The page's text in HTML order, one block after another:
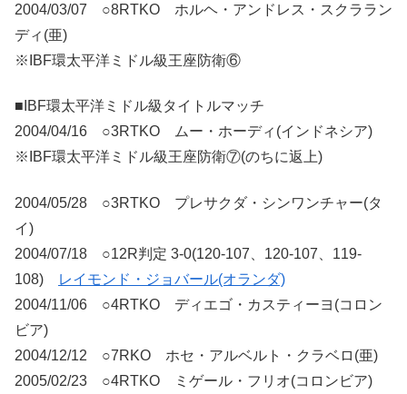
2004/03/07 ○8RTKO ホルヘ・アンドレス・スクララン
ディ(亜)
※IBF環太平洋ミドル級王座防衛⑥
■IBF環太平洋ミドル級タイトルマッチ
2004/04/16 ○3RTKO ムー・ホーディ(インドネシア)
※IBF環太平洋ミドル級王座防衛⑦(のちに返上)
2004/05/28 ○3RTKO プレサクダ・シンワンチャー(タ
イ)
2004/07/18 ○12R判定 3-0(120-107、120-107、119-
108)
レイモンド・ジョバール(オランダ)
2004/11/06 ○4RTKO ディエゴ・カスティーヨ(コロン
ビア)
2004/12/12 ○7RKO ホセ・アルベルト・クラベロ(亜)
2005/02/23 ○4RTKO ミゲール・フリオ(コロンビア)